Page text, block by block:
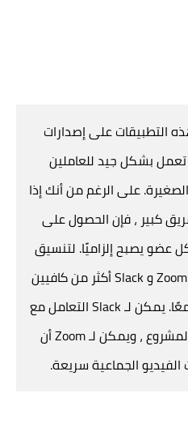
التطبيقات على إصدارات
بشكل جيد للعاملين
على الرغم من أنك إذا
كبير ، فإن الحصول على
يصبح إلزاميًا. لتنسيق
الفريق ، أعتقد أن Zoom و Slack أكثر من كافيين
عند استخدامهما معًا. يمكن لـ Slack التعامل مع
جميع مناقشات المشروع ، ويمكن لـ Zoom أن
الجماعية سريعة.